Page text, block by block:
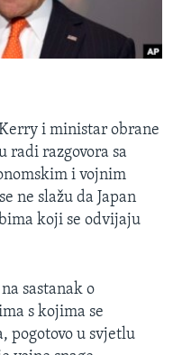
i ministar obrane
radi razgovora sa
i vojnim
ne slažu da Japan
koji se odvijaju
sastanak o
s kojima se
pogotovo u svjetlu